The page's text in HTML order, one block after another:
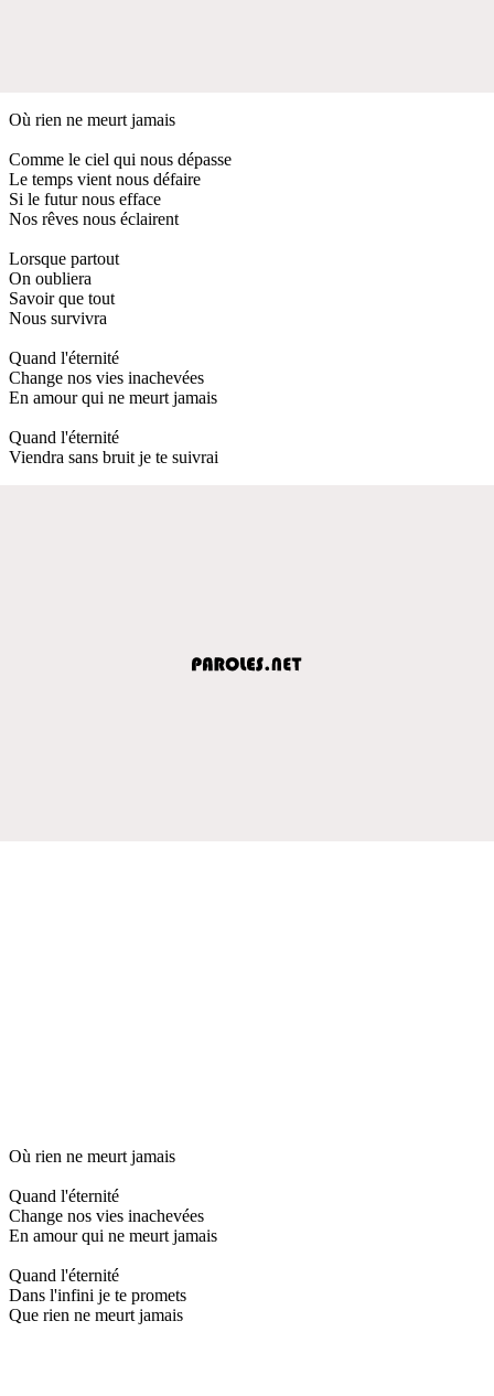
Où rien ne meurt jamais
Comme le ciel qui nous dépasse
Le temps vient nous défaire
Si le futur nous efface
Nos rêves nous éclairent
Lorsque partout
On oubliera
Savoir que tout
Nous survivra
Quand l'éternité
Change nos vies inachevées
En amour qui ne meurt jamais
Quand l'éternité
Viendra sans bruit je te suivrai
Où rien ne meurt jamais
Quand l'éternité
Change nos vies inachevées
En amour qui ne meurt jamais
Quand l'éternité
Dans l'infini je te promets
Que rien ne meurt jamais